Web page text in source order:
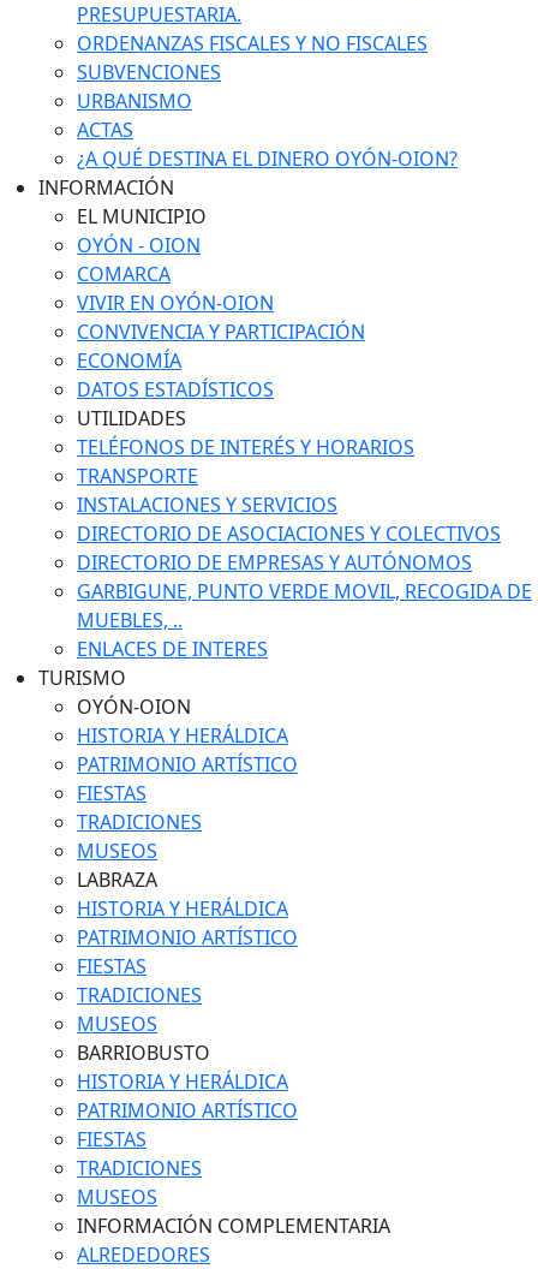
PRESUPUESTARIA.
ORDENANZAS FISCALES Y NO FISCALES
SUBVENCIONES
URBANISMO
ACTAS
¿A QUÉ DESTINA EL DINERO OYÓN-OION?
INFORMACIÓN
EL MUNICIPIO
OYÓN - OION
COMARCA
VIVIR EN OYÓN-OION
CONVIVENCIA Y PARTICIPACIÓN
ECONOMÍA
DATOS ESTADÍSTICOS
UTILIDADES
TELÉFONOS DE INTERÉS Y HORARIOS
TRANSPORTE
INSTALACIONES Y SERVICIOS
DIRECTORIO DE ASOCIACIONES Y COLECTIVOS
DIRECTORIO DE EMPRESAS Y AUTÓNOMOS
GARBIGUNE, PUNTO VERDE MOVIL, RECOGIDA DE
MUEBLES, ..
ENLACES DE INTERES
TURISMO
OYÓN-OION
HISTORIA Y HERÁLDICA
PATRIMONIO ARTÍSTICO
FIESTAS
TRADICIONES
MUSEOS
LABRAZA
HISTORIA Y HERÁLDICA
PATRIMONIO ARTÍSTICO
FIESTAS
TRADICIONES
MUSEOS
BARRIOBUSTO
HISTORIA Y HERÁLDICA
PATRIMONIO ARTÍSTICO
FIESTAS
TRADICIONES
MUSEOS
INFORMACIÓN COMPLEMENTARIA
ALREDEDORES